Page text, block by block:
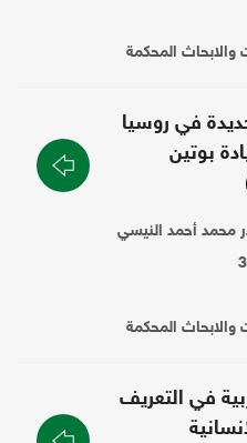
والابحاث المحكمة
في روسيا
بوتين
محمد أحمد النيسي
والابحاث المحكمة
في التعريف